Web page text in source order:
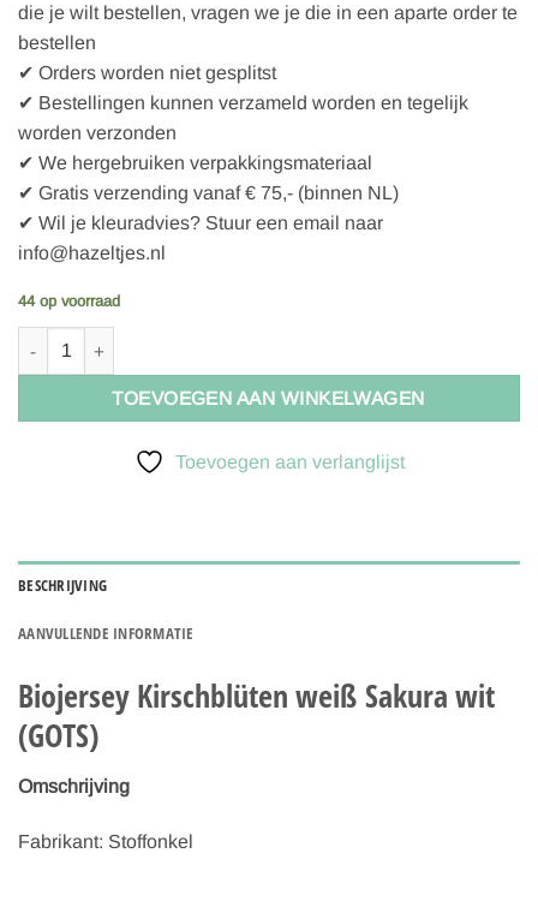
die je wilt bestellen, vragen we je die in een aparte order te
bestellen
✔ Orders worden niet gesplitst
✔ Bestellingen kunnen verzameld worden en tegelijk
worden verzonden
✔ We hergebruiken verpakkingsmateriaal
✔ Gratis verzending vanaf € 75,- (binnen NL)
✔ Wil je kleuradvies? Stuur een email naar
info@hazeltjes.nl
44 op voorraad
Stoffonkel Biojersey Kirschblüten weiß Sakura wit (GOTS) aantal
TOEVOEGEN AAN WINKELWAGEN
Toevoegen aan verlanglijst
BESCHRIJVING
AANVULLENDE INFORMATIE
Biojersey Kirschblüten weiß Sakura wit
(GOTS)
Omschrijving
Fabrikant: Stoffonkel